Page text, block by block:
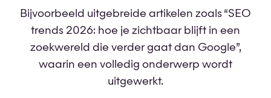
Bijvoorbeeld uitgebreide artikelen zoals “SEO
trends 2026: hoe je zichtbaar blijft in een
zoekwereld die verder gaat dan Google”,
waarin een volledig onderwerp wordt
uitgewerkt.